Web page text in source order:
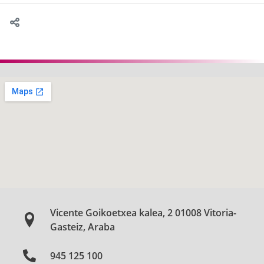
Vicente Goikoetxea kalea, 2 01008 Vitoria-
Gasteiz, Araba
945 125 100